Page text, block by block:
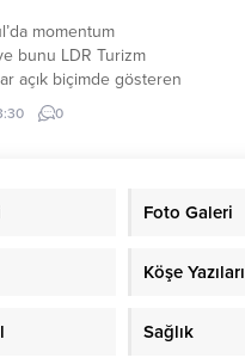
momentum
bunu LDR Turizm
açık biçimde gösteren
Şirket, isminin
aksine bir seyahat
yol yardım ve ikinci el
0
Foto Galeri
Köşe Yazıları
Sağlık